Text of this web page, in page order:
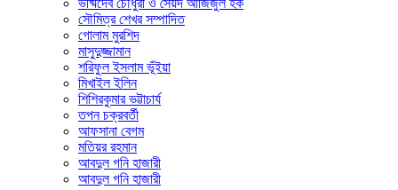
ভীষ্মদেব চৌধুরী ও সৈয়দ আজিজুল হক
সৌমিত্র শেখর সম্পাদিত
গোলাম মুরশিদ
মাসুদুজ্জামান
শরিফুল ইসলাম ভূঁইয়া
মিখাইল ইলিন
শিশিরকুমার ভট্টাচার্য
তপন চক্রবর্তী
আফসানা বেগম
মতিয়র রহমান
আবদুল গনি হাজারী
আবদুল গনি হাজারী